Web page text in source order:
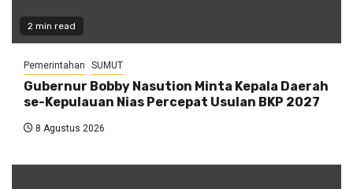
2 min read
Pemerintahan SUMUT
Gubernur Bobby Nasution Minta Kepala Daerah
se-Kepulauan Nias Percepat Usulan BKP 2027
8 Agustus 2026